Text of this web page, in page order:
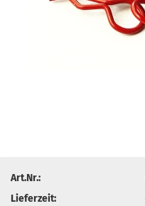
Art.Nr.:
Lieferzeit: